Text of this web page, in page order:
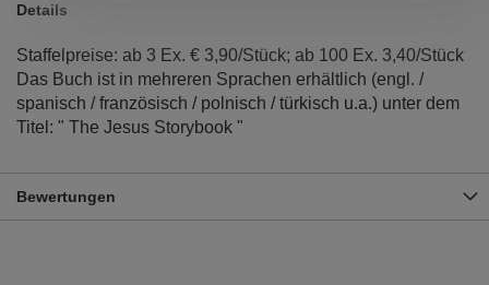
Details
Staffelpreise: ab 3 Ex. € 3,90/Stück; ab 100 Ex. 3,40/Stück
Das Buch ist in mehreren Sprachen erhältlich (engl. /
spanisch / französisch / polnisch / türkisch u.a.) unter dem
Titel: " The Jesus Storybook "
Bewertungen